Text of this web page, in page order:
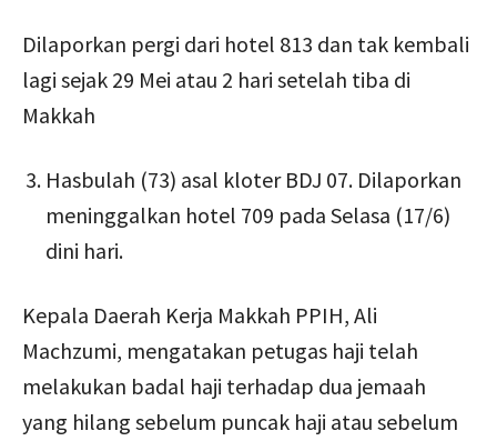
Dilaporkan pergi dari hotel 813 dan tak kembali
lagi sejak 29 Mei atau 2 hari setelah tiba di
Makkah
Hasbulah (73) asal kloter BDJ 07. Dilaporkan
meninggalkan hotel 709 pada Selasa (17/6)
dini hari.
Kepala Daerah Kerja Makkah PPIH, Ali
Machzumi, mengatakan petugas haji telah
melakukan badal haji terhadap dua jemaah
yang hilang sebelum puncak haji atau sebelum